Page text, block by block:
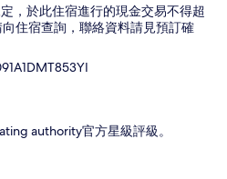
，於此住宿進行的現金交易不得超
住宿查詢，聯絡資料請見預訂確
authority官方星級評級。